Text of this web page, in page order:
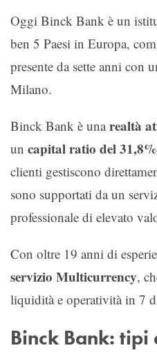
Oggi Binck Bank è un
ben 5 Paesi in Europa,
presente da sette anni con
Milano.
Binck Bank è unarealtà
un capital ratio del
clienti gestiscono
sono supportati da un
professionale di elevato
Con oltre 19 anni di
servizio Multicurrency,
liquidità e operatività in 7
Binck Bank: tipi